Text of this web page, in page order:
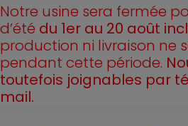
Notre usine sera fermée
d’été du 1er au 20 août
production ni livraison ne
pendant cette période.
toutefois joignables par
mail.